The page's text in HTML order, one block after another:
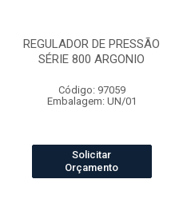
REGULADOR DE PRESSÃO
SÉRIE 800 ARGONIO
Código: 97059
Embalagem: UN/01
Solicitar
Orçamento